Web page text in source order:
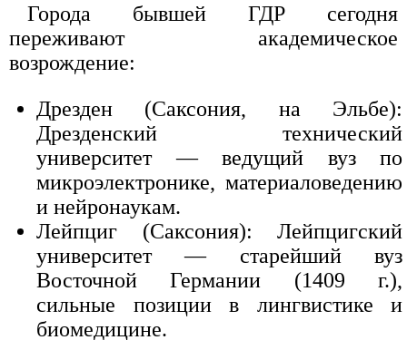
Города бывшей ГДР сегодня
переживают академическое
возрождение:
Дрезден (Саксония, на Эльбе):
Дрезденский технический
университет — ведущий вуз по
микроэлектронике, материаловедению
и нейронаукам.
Лейпциг (Саксония): Лейпцигский
университет — старейший вуз
Восточной Германии (1409 г.),
сильные позиции в лингвистике и
биомедицине.